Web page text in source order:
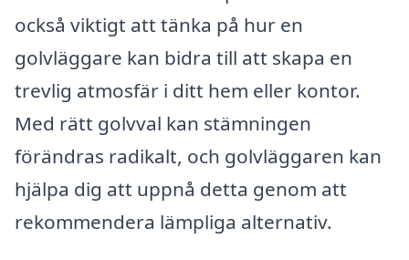
också viktigt att tänka på hur en
golvläggare kan bidra till att skapa en
trevlig atmosfär i ditt hem eller kontor.
Med rätt golvval kan stämningen
förändras radikalt, och golvläggaren kan
hjälpa dig att uppnå detta genom att
rekommendera lämpliga alternativ.